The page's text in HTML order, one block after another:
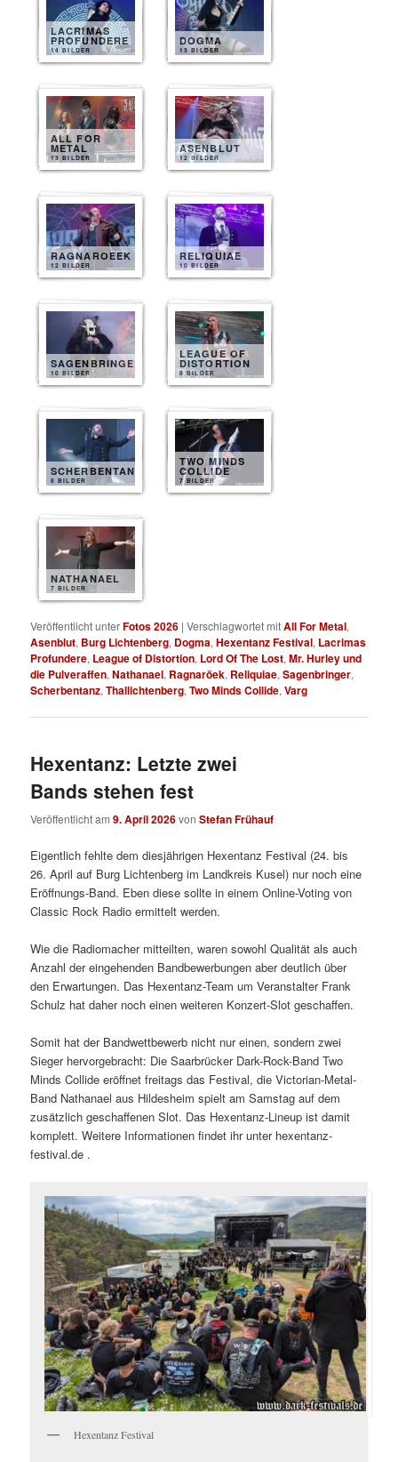
LACRIMAS
PROFUNDERE
14 BILDER
DOGMA
13 BILDER
ALL FOR
METAL
13 BILDER
ASENBLUT
12 BILDER
RAGNAROEEK
12 BILDER
RELIQUIAE
10 BILDER
SAGENBRINGER
10 BILDER
LEAGUE OF
DISTORTION
8 BILDER
SCHERBENTANZ
8 BILDER
TWO MINDS
COLLIDE
7 BILDER
NATHANAEL
7 BILDER
Veröffentlicht unterFotos 2026 |Verschlagwortet mitAll For Metal,
Asenblut, Burg Lichtenberg, Dogma,Hexentanz Festival, Lacrimas
Profundere, League of Distortion, Lord Of The Lost,Mr. Hurley und
die Pulveraffen,Nathanael, Ragnaröek, Reliquiae,Sagenbringer,
Scherbentanz,Thallichtenberg,Two Minds Collide,Varg
Hexentanz: Letzte zwei
Bands stehen fest
Veröffentlicht am9. April 2026vonStefan Frühauf
Eigentlich fehlte dem diesjährigen Hexentanz Festival (24. bis
26. April auf Burg Lichtenberg im Landkreis Kusel) nur noch eine
Eröffnungs-Band. Eben diese sollte in einem Online-Voting von
Classic Rock Radio ermittelt werden.
Wie die Radiomacher mitteilten, waren sowohl Qualität als auch
Anzahl der eingehenden Bandbewerbungen aber deutlich über
den Erwartungen. Das Hexentanz-Team um Veranstalter Frank
Schulz hat daher noch einen weiteren Konzert-Slot geschaffen.
Somit hat der Bandwettbewerb nicht nur einen, sondern zwei
Sieger hervorgebracht: Die Saarbrücker Dark-Rock-Band Two
Minds Collide eröffnet freitags das Festival, die Victorian-Metal-
Band Nathanael aus Hildesheim spielt am Samstag auf dem
zusätzlich geschaffenen Slot. Das Hexentanz-Lineup ist damit
komplett. Weitere Informationen findet ihr unter hexentanz-
festival.de .
Hexentanz Festival